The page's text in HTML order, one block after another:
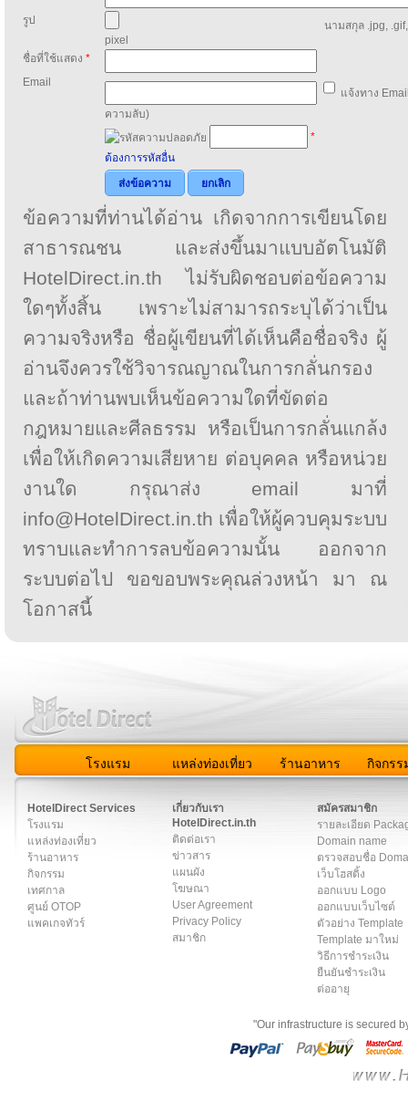
รูป
นามสกุล .jpg,
pixel
ชื่อที่ใช้แสดง *
Email
แจ้งทาง
ความลับ)
*
ต้องการรหัสอื่น
ส่งข้อความ
ยกเลิก
ข้อความที่ท่านได้อ่าน เกิดจากการเขียนโดย
สาธารณชน และส่งขึ้นมาแบบอัตโนมัติ
HotelDirect.in.th ไม่รับผิดชอบต่อข้อความ
ใดๆทั้งสิ้น เพราะไม่สามารถระบุได้ว่าเป็น
ความจริงหรือ ชื่อผู้เขียนที่ได้เห็นคือชื่อจริง ผู้
อ่านจึงควรใช้วิจารณญาณในการกลั่นกรอง
และถ้าท่านพบเห็นข้อความใดที่ขัดต่อ
กฎหมายและศีลธรรม หรือเป็นการกลั่นแกล้ง
เพื่อให้เกิดความเสียหาย ต่อบุคคล หรือหน่วย
งานใด กรุณาส่ง email มาที่
info@HotelDirect.in.th เพื่อให้ผู้ควบคุมระบบ
ทราบและทำการลบข้อความนั้น ออกจาก
ระบบต่อไป ขอขอบพระคุณล่วงหน้า มา ณ
โอกาสนี้
โรงแรม แหล่งท่องเที่ยว ร้านอาหาร กิจกรร
HotelDirect Services
โรงแรม
แหล่งท่องเที่ยว
ร้านอาหาร
กิจกรรม
เทศกาล
ศูนย์ OTOP
แพคเกจทัวร์
เกี่ยวกับเรา
HotelDirect.in.th
ติดต่อเรา
ข่าวสาร
แผนผัง
โฆษณา
User Agreement
Privacy Policy
สมาชิก
สมัครสมาชิก
รายละเอียด
Domain name
ตรวจสอบชื่อ
เว็บโฮสติ้ง
ออกแบบ Logo
ออกแบบเว็บไซต์
ตัวอย่าง Template
Template มาใหม่
วิธีการชำระเงิน
ยืนยันชำระเงิน
ต่ออายุ
"Our infrastructure is secured